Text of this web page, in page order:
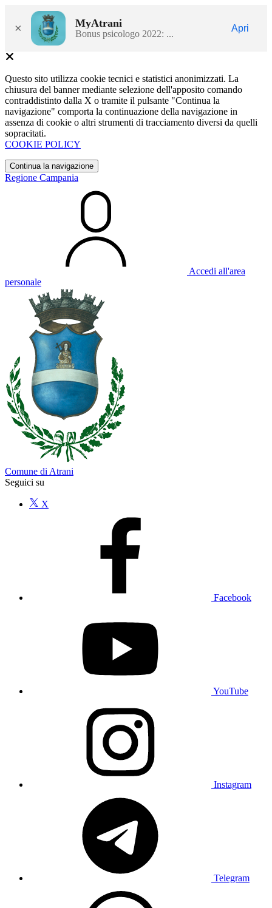
× MyAtrani
Bonus psicologo 2022: ...
Apri
Questo sito utilizza cookie tecnici e statistici anonimizzati. La
chiusura del banner mediante selezione dell'apposito comando
contraddistinto dalla X o tramite il pulsante "Continua la
navigazione" comporta la continuazione della navigazione in
assenza di cookie o altri strumenti di tracciamento diversi da quelli
sopracitati.
COOKIE POLICY
Continua la navigazione
Regione Campania
Accedi all'area
personale
Comune di Atrani
Seguici su
X
Facebook
YouTube
Instagram
Telegram